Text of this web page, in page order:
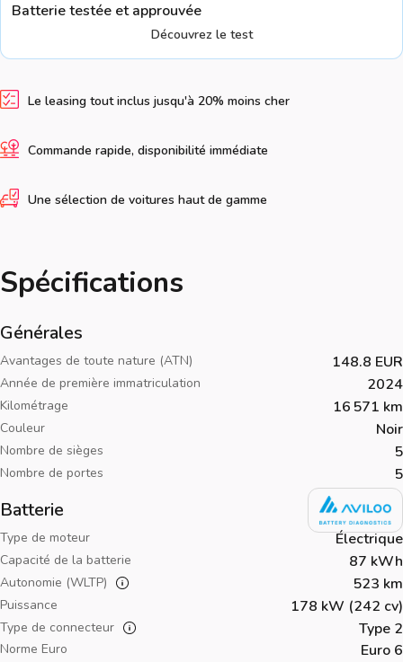
Batterie testée et approuvée
Découvrez le test
Le leasing tout inclus jusqu'à 20% moins cher
Commande rapide, disponibilité immédiate
Une sélection de voitures haut de gamme
Spécifications
Générales
Avantages de toute nature (ATN) 148.8 EUR
Année de première immatriculation 2024
Kilométrage 16 571 km
Couleur Noir
Nombre de sièges 5
Nombre de portes 5
Batterie
Type de moteur Électrique
Capacité de la batterie 87 kWh
Autonomie (WLTP) 523 km
Puissance 178 kW (242 cv)
Type de connecteur Type 2
Norme Euro Euro 6